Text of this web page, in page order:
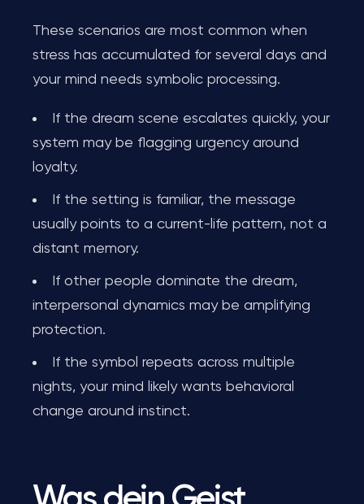
These scenarios are most common when
stress has accumulated for several days and
your mind needs symbolic processing.
If the dream scene escalates quickly, your
system may be flagging urgency around
loyalty.
If the setting is familiar, the message
usually points to a current-life pattern, not a
distant memory.
If other people dominate the dream,
interpersonal dynamics may be amplifying
protection.
If the symbol repeats across multiple
nights, your mind likely wants behavioral
change around instinct.